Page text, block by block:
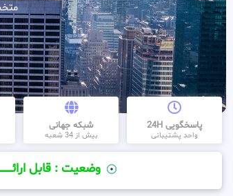
پاسخگویی 24H
واحد پشتیبانی
شبکه جهانی
بیش از 34 شعبه
وضعیت : قابل